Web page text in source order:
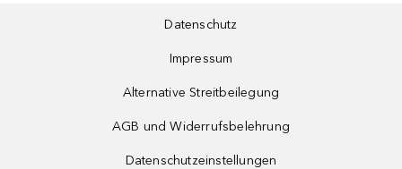
Datenschutz
Impressum
Alternative Streitbeilegung
AGB und Widerrufsbelehrung
Datenschutzeinstellungen